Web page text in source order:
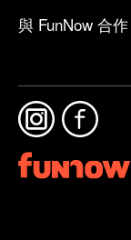
與 FunNow 合作